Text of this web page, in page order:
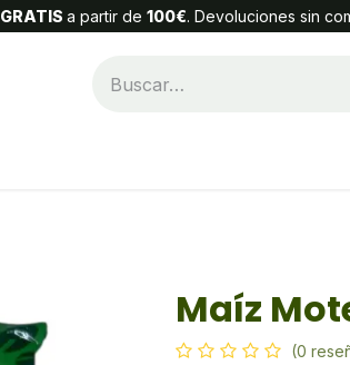
GRATIS a partir de 100€. Devoluciones sin
Maíz
(0